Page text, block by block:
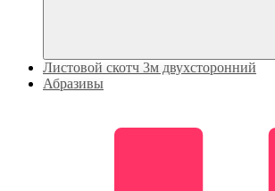
Листовой скотч 3м двухсторонний
Абразивы